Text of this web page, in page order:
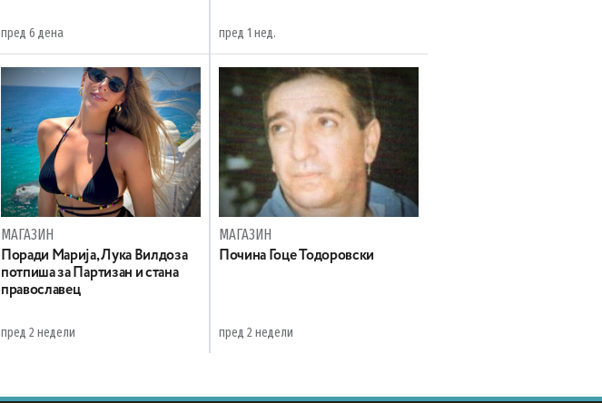
пред 6 дена пред 1 нед.
МАГАЗИН
Поради Марија, Лука Вилдоза
потпиша за Партизан и стана
православец
пред 2 недели
МАГАЗИН
Почина Гоце Тодоровски
пред 2 недели